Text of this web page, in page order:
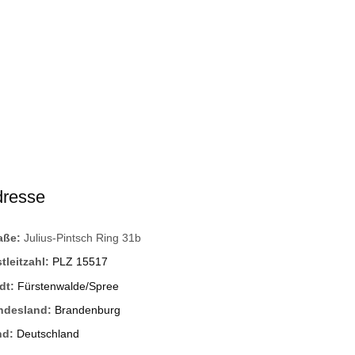
Julius-Pintsch Ring 31b
PLZ 15517
Fürstenwalde/Spree
Brandenburg
Deutschland